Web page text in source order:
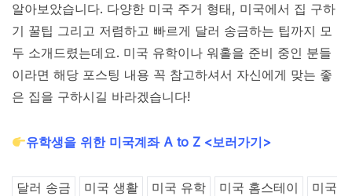
알아보았습니다. 다양한 미국 주거 형태, 미국에서 집 구하
기 꿀팁 그리고 저렴하고 빠르게 달러 송금하는 팁까지 모
두 소개드렸는데요. 미국 유학이나 워홀을 준비 중인 분들
이라면 해당 포스팅 내용 꼭 참고하셔서 자신에게 맞는 좋
은 집을 구하시길 바라겠습니다!
유학생을 위한 미국계좌 A to Z <보러가기>
달러 송금 미국 생활 미국 유학 미국 홈스테이
미국